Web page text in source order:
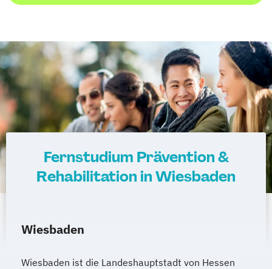
Fernstudium Prävention &
Rehabilitation in Wiesbaden
Wiesbaden
Wiesbaden ist die Landeshauptstadt von Hessen